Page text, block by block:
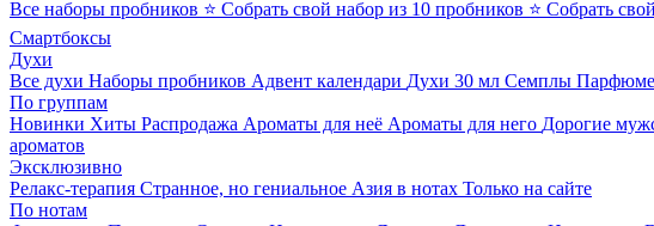
Все наборы пробников ⭐ Собрать свой набор из 10 пробников ⭐ Собрать
Смартбоксы
Духи
Все духи Наборы пробников Адвент календари Духи 30 мл Семплы
По группам
Новинки Хиты Распродажа Ароматы для неё Ароматы для него Дорогие
ароматов
Эксклюзивно
Релакс-терапия Странное, но гениальное Азия в нотах Только на сайте
По нотам